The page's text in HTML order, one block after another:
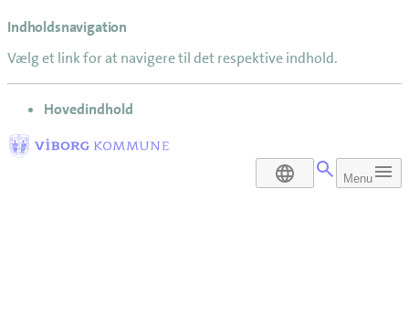
Indholdsnavigation
Vælg et link for at navigere til det respektive indhold.
gå til
Hovedindhold
DA Menu